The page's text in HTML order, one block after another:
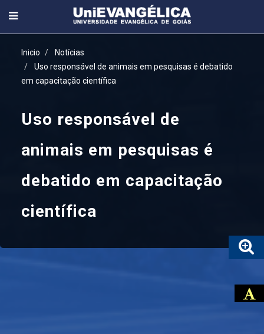
Inicio
Notícias
Uso responsável de animais em pesquisas é debatido
em capacitação científica
Uso responsável de
animais em pesquisas é
debatido em capacitação
científica